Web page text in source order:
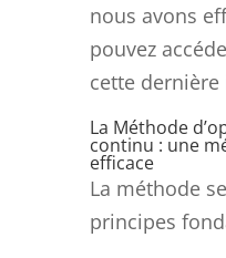
nous avons
pouvez
cette dernière
La Méthode
continu : une
efficace
La méthode
principes